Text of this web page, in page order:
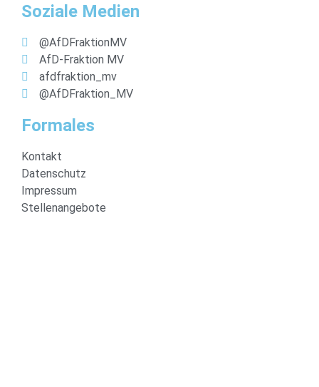
Soziale Medien
@AfDFraktionMV
AfD-Fraktion MV
afdfraktion_mv
@AfDFraktion_MV
Formales
Kontakt
Datenschutz
Impressum
Stellenangebote